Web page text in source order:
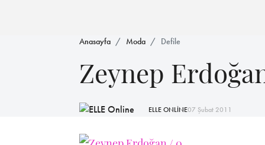
Anasayfa Moda Defile
Zeynep
ELLE ONLİNE07 Şubat 2011